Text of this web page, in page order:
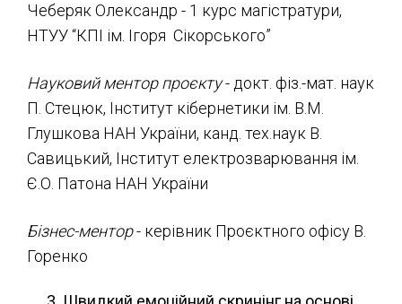
Чеберяк Олександр - 1 курс магістратури,
НТУУ “КПІ ім. Ігоря Сікорського”
Науковий ментор проєкту- докт. фіз.-мат. наук
П. Стецюк, Інститут кібернетики ім. В.М.
Глушкова НАН України, канд. тех.наук В.
Савицький, Інститут електрозварювання ім.
Є.О. Патона НАН України
Бізнес-ментор- керівник Проєктного офісу В.
Горенко